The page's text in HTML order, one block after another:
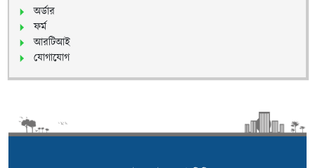
অর্ডার
ফর্ম
আরটিআই
যোগাযোগ